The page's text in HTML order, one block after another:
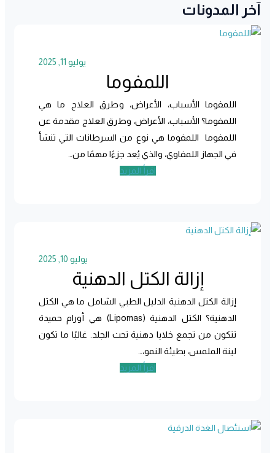
المدونات
يوليو 11, 2025
اللمفوما
اللمفوما الأسباب، الأعراض، وطرق العلاج ما هي
اللمفوما؟ الأسباب، الأعراض، وطرق العلاج مقدمة عن
اللمفوما اللمفوما هي نوع من السرطانات التي تنشأ
في الجهاز اللمفاوي، والذي يُعد جزءًا مهمًا من…
اقرأ المزيد
يوليو 10, 2025
إزالة الكتل الدهنية
إزالة الكتل الدهنية الدليل الطبي الشامل ما هي الكتل
الدهنية؟ الكتل الدهنية (Lipomas) هي أورام حميدة
تتكون من تجمع خلايا دهنية تحت الجلد. غالبًا ما تكون
لينة الملمس، بطيئة النمو،…
اقرأ المزيد